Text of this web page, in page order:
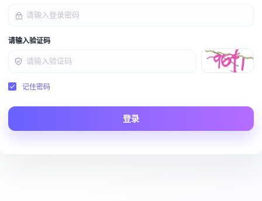
请输入验证码
记住密码
登录